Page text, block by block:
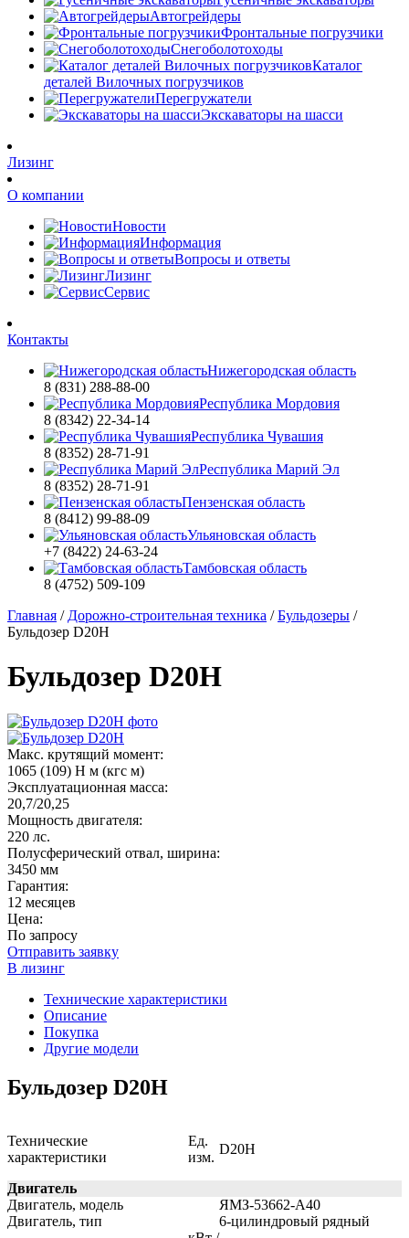
Автогрейдеры
Фронтальные погрузчики
Снегоболотоходы
Каталог
деталей Вилочных погрузчиков
Перегружатели
Экскаваторы на шасси
Лизинг
О компании
Новости
Информация
Вопросы и ответы
Лизинг
Сервис
Контакты
Нижегородская область
8 (831) 288-88-00
Республика Мордовия
8 (8342) 22-34-14
Республика Чувашия
8 (8352) 28-71-91
Республика Марий Эл
8 (8352) 28-71-91
Пензенская область
8 (8412) 99-88-09
Ульяновская область
+7 (8422) 24-63-24
Тамбовская область
8 (4752) 509-109
Главная / Дорожно-строительная техника /Бульдозеры /
Бульдозер D20H
Бульдозер D20H
Макс. крутящий момент:
1065 (109) Н м (кгс м)
Эксплуатационная масса:
20,7/20,25
Мощность двигателя:
220 лс.
Полусферический отвал, ширина:
3450 мм
Гарантия:
12 месяцев
Цена:
По запросу
Отправить заявку
В лизинг
Технические характеристики
Описание
Покупка
Другие модели
Бульдозер D20H
Технические
характеристики
Ед.
изм.
D20H
Двигатель
Двигатель, модель
ЯМЗ-53662-А40
Двигатель, тип
6-цилиндровый рядный